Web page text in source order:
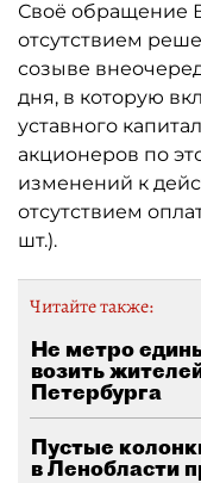
Своё обращение
отсутствием
созыве
дня, в которую
уставного
акционеров по
изменений к
отсутствием
шт.).
Читайте также:
Не метро
возить
Петербурга
Пустые
в Ленобласти